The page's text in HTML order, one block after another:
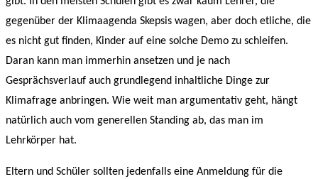
gegenüber der Klimaagenda Skepsis wagen, aber doch etliche, die
es nicht gut finden, Kinder auf eine solche Demo zu schleifen.
Daran kann man immerhin ansetzen und je nach
Gesprächsverlauf auch grundlegend inhaltliche Dinge zur
Klimafrage anbringen. Wie weit man argumentativ geht, hängt
natürlich auch vom generellen Standing ab, das man im
Lehrkörper hat.
Eltern und Schüler sollten jedenfalls eine Anmeldung für die